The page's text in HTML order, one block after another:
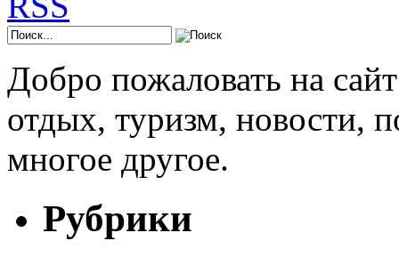
Добро пожаловать на
отдых, туризм, новости,
многое другое.
Рубрики